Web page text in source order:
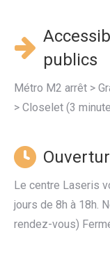
publics
Métro M2 arrêt >
> Closelet (3
Le centre Laseris
jours de 8h à 18h.
rendez-vous)